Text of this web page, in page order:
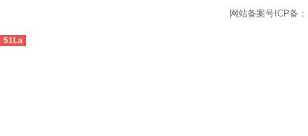
网站备案号ICP备
51La